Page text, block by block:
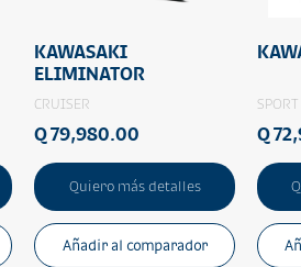
KAWASAKI
ELIMINATOR
CRUISER
Q 79,980.00
Quiero más detalles
Añadir al comparador
SPORT
Q